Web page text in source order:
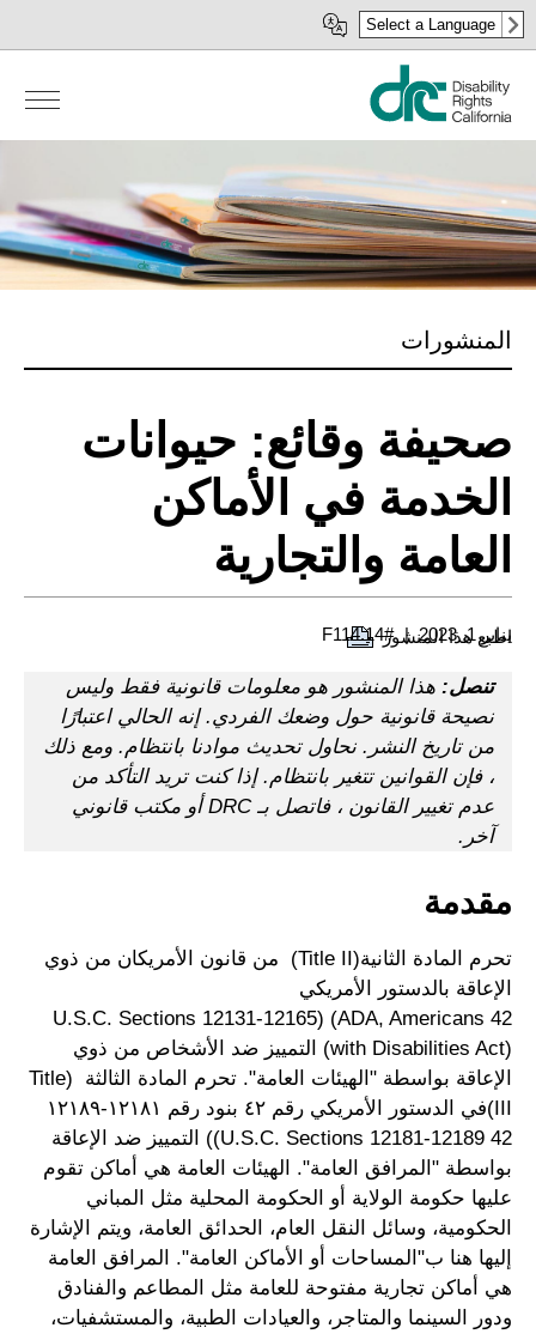
Skip
to
main
content
Select a Language
المنشورات
صحيفة وقائع: حيوانات
الخدمة في الأماكن
العامة والتجارية
يناير 1, 2023 #F114.14
اطبع هذا المنشور
تنصل: هذا المنشور هو معلومات قانونية فقط وليس
نصيحة قانونية حول وضعك الفردي. إنه الحالي اعتبارًا
من تاريخ النشر. نحاول تحديث موادنا بانتظام. ومع ذلك
، فإن القوانين تتغير بانتظام. إذا كنت تريد التأكد من
عدم تغيير القانون ، فاتصل بـ DRC أو مكتب قانوني
آخر.
مقدمة
تحرم المادة الثانية(Title II) من قانون الأمريكان من ذوي
الإعاقة بالدستور الأمريكي
42 U.S.C. Sections 12131-12165) (ADA, Americans
with Disabilities Act)) التمييز ضد الأشخاص من ذوي
الإعاقة بواسطة "الهيئات العامة". تحرم المادة الثالثة (Title
III)في الدستور الأمريكي رقم ٤٢ بنود رقم ١٢١٨١-١٢١٨٩
42 U.S.C. Sections 12181-12189)) التمييز ضد الإعاقة
بواسطة "المرافق العامة". الهيئات العامة هي أماكن تقوم
عليها حكومة الولاية أو الحكومة المحلية مثل المباني
الحكومية، وسائل النقل العام، الحدائق العامة، ويتم الإشارة
إليها هنا ب"المساحات أو الأماكن العامة". المرافق العامة
هي أماكن تجارية مفتوحة للعامة مثل المطاعم والفنادق
ودور السينما والمتاجر، والعيادات الطبية، والمستشفيات،